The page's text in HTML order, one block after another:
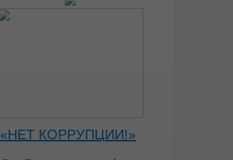
«НЕТ КОРРУПЦИИ!»